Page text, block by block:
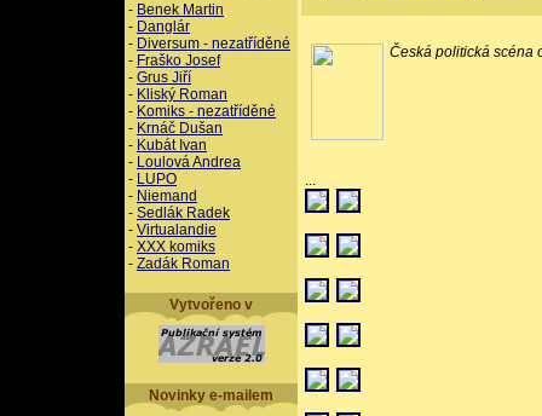
- Benek Martin
- Danglár
- Diversum - nezatříděné
- Fraško Josef
- Grus Jiří
- Kliský Roman
- Komiks - nezatříděné
- Krnáč Dušan
- Kubát Ivan
- Loulová Andrea
- LUPO
- Niemand
- Sedlák Radek
- Virtualandie
- XXX komiks
- Zadák Roman
Vytvořeno v
Novinky e-mailem
Česká politická scéna
...